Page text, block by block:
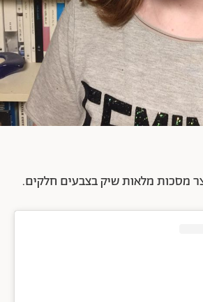
מסכות מלאות שיק בצבעים חלקים.